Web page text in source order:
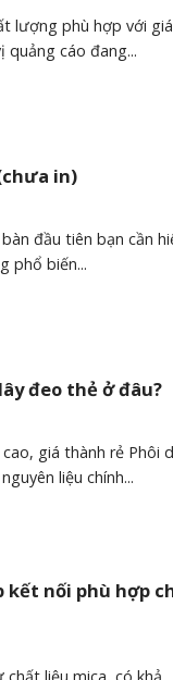
lượng phù hợp với giá
quảng cáo đang...
in)
đầu tiên bạn cần
phổ biến...
đeo thẻ ở đâu?
giá thành rẻ Phôi
liệu chính...
kết nối phù hợp